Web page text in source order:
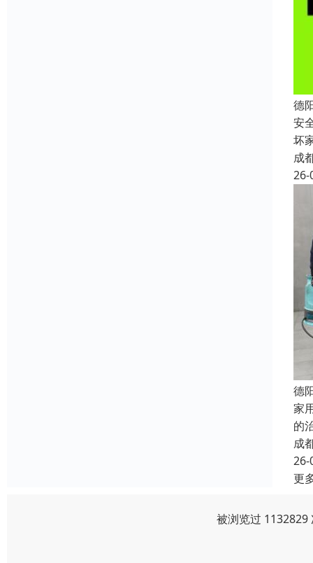
德
安
坏
成
26-
德
家
的
成
26-
更
被浏览过